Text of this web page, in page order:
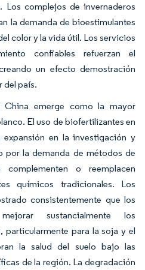
Los complejos de invernaderos
la demanda de bioestimulantes
color y la vida útil. Los servicios
confiables refuerzan el
un efecto demostración
del país.
China emerge como la mayor
El uso de biofertilizantes en
en la investigación y
por la demanda de métodos de
complementen o reemplacen
químicos tradicionales. Los
consistentemente que los
sustancialmente los
particularmente para la soja y el
la salud del suelo bajo las
de la región. La degradación